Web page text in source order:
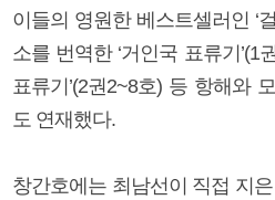
이들의 영원한 베스트셀러인 ‘
소를 번역한 ‘거인국 표류기’(1
표류기’(2권2~8호) 등 항해와
도 연재했다.
창간호에는 최남선이 직접 지